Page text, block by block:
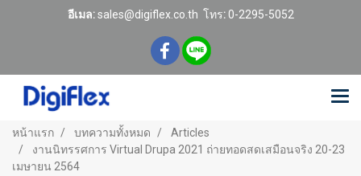
อีเมล:sales@digiflex.co.th โทร:0-2295-5052
หน้าแรก บทความทั้งหมด
Articles
งานนิทรรศการ Virtual Drupa 2021 ถ่ายทอดสดเสมือนจริง 20-23
เมษายน 2564